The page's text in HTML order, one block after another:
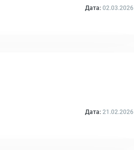
Дата: 02.03.2026
Дата: 21.02.2026